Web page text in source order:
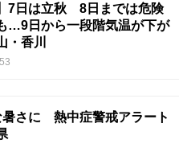
7日は立秋 8日までは危険
…9日から一段階気温が下が
香川
暑さに 熱中症警戒アラート